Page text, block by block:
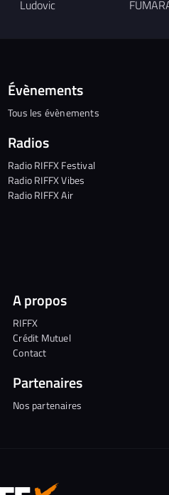
Ludovic
Évènements
Tous les évènements
Radios
Radio RIFFX Festival
Radio RIFFX Vibes
Radio RIFFX Air
A propos
RIFFX
Crédit Mutuel
Contact
Partenaires
Nos partenaires